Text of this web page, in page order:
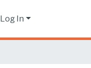
Log In